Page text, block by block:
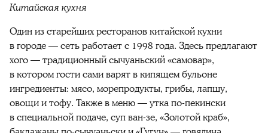
Китайская кухня
Один из старейших ресторанов китайской кухни
в городе — сеть работает с 1998 года. Здесь предлагают
хого — традиционный сычуаньский «самовар»,
в котором гости сами варят в кипящем бульоне
ингредиенты: мясо, морепродукты, грибы, лапшу,
овощи и тофу. Также в меню — утка по-пекински
в специальной подаче, суп ван-зе, «Золотой краб»,